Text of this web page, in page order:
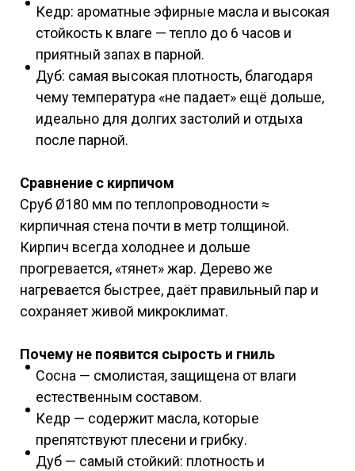
Кедр: ароматные эфирные масла и высокая
стойкость к влаге — тепло до 6 часов и
приятный запах в парной.
Дуб: самая высокая плотность, благодаря
чему температура «не падает» ещё дольше,
идеально для долгих застолий и отдыха
после парной.
Сравнение с кирпичом
Сруб Ø180 мм по теплопроводности ≈
кирпичная стена почти в метр толщиной.
Кирпич всегда холоднее и дольше
прогревается, «тянет» жар. Дерево же
нагревается быстрее, даёт правильный пар и
сохраняет живой микроклимат.
Почему не появится сырость и гниль
Сосна — смолистая, защищена от влаги
естественным составом.
Кедр — содержит масла, которые
препятствуют плесени и грибку.
Дуб — самый стойкий: плотность и